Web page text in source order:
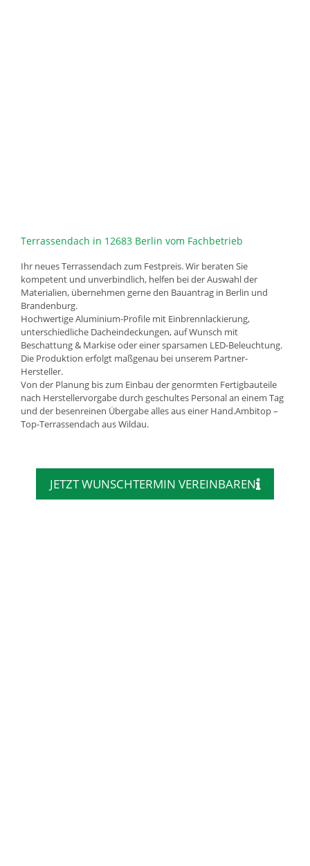
Terrassendach in 12683 Berlin vom Fachbetrieb
Ihr neues Terrassendach zum Festpreis. Wir beraten Sie
kompetent und unverbindlich, helfen bei der Auswahl der
Materialien, übernehmen gerne den Bauantrag in Berlin und
Brandenburg.
Hochwertige Aluminium-Profile mit Einbrennlackierung,
unterschiedliche Dacheindeckungen, auf Wunsch mit
Beschattung & Markise oder einer sparsamen LED-Beleuchtung.
Die Produktion erfolgt maßgenau bei unserem Partner-
Hersteller.
Von der Planung bis zum Einbau der genormten Fertigbauteile
nach Herstellervorgabe durch geschultes Personal an einem Tag
und der besenreinen Übergabe alles aus einer Hand.Ambitop –
Top-Terrassendach aus Wildau.
JETZT WUNSCHTERMIN VEREINBAREN